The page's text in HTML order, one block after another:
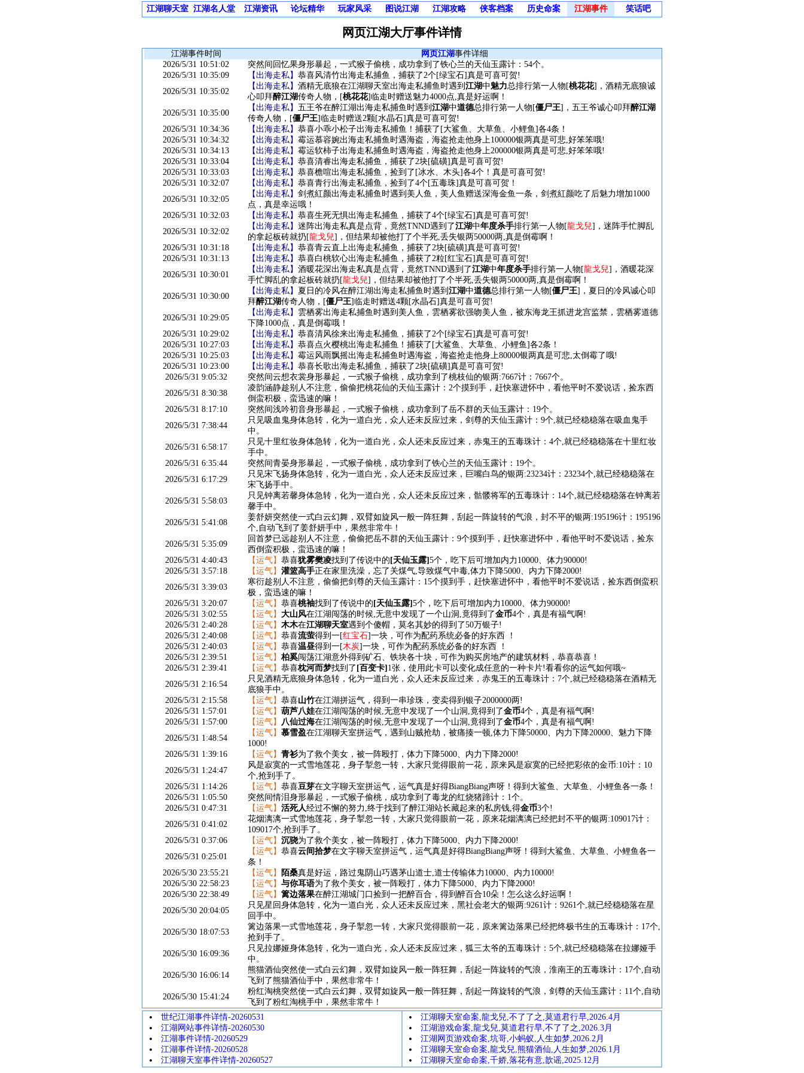
江湖聊天室 江湖名人堂 江湖资讯 论坛精华 玩家风采 图说江湖 江湖攻略 侠客档案 历史命案 江湖事件 笑话吧
网页江湖大厅事件详情
江湖事件时间 网页江湖事件详细
2026/5/31 10:51:02
突然间回忆果身形暴起，一式猴子偷桃，成功拿到了铁心兰的天仙玉露计：54个。
2026/5/31 10:35:09
【出海走私】 恭喜风清竹出海走私捕鱼，捕获了2个[绿宝石]真是可喜可贺!
2026/5/31 10:35:02
【出海走私】 酒精无底狼在江湖聊天室出海走私捕鱼时遇到 江湖中魅力总排行第一人物[桃花花]，酒精无底狼诚
心叩拜醉江湖传奇人物，[桃花花]临走时赠送魅力4000点,真是好运啊！
2026/5/31 10:35:00
【出海走私】 五王爷在醉江湖出海走私捕鱼时遇到 江湖中道德总排行第一人物[僵尸王]，五王爷诚心叩拜醉江湖
传奇人物，[僵尸王]临走时赠送2颗[水晶石]真是可喜可贺!
2026/5/31 10:34:36
【出海走私】 恭喜小乖小松子出海走私捕鱼！捕获了[大鲨鱼、大草鱼、小鲤鱼]各4条！
2026/5/31 10:34:32
【出海走私】 霉运慕容婉出海走私捕鱼时遇海盗，海盗抢走他身上100000银两真是可悲,好笨笨哦!
2026/5/31 10:34:13
【出海走私】 霉运软柿子出海走私捕鱼时遇海盗，海盗抢走他身上200000银两真是可悲,好笨笨哦!
2026/5/31 10:33:04
【出海走私】 恭喜清睿出海走私捕鱼，捕获了2块[硫磺]真是可喜可贺!
2026/5/31 10:33:03
【出海走私】 恭喜檐喧出海走私捕鱼，捡到了[冰水、木头]各4个！真是可喜可贺!
2026/5/31 10:32:07
【出海走私】 恭喜青行出海走私捕鱼，捡到了4个[五毒珠]真是可喜可贺！
2026/5/31 10:32:05
【出海走私】 剑煮紅颜出海走私捕鱼时遇到美人鱼，美人鱼赠送深海金鱼一条，剑煮紅颜吃了后魅力增加1000
点，真是幸运哦！
2026/5/31 10:32:03
【出海走私】 恭喜生死无惧出海走私捕鱼，捕获了4个[绿宝石]真是可喜可贺!
2026/5/31 10:32:02
【出海走私】 迷阵出海走私真是点背，竟然TNND遇到了江湖中年度杀手排行第一人物[龍戈兒]，迷阵手忙脚乱
的拿起板砖就扔[龍戈兒]，但结果却被他打了个半死,丢失银两50000两,真是倒霉啊！
2026/5/31 10:31:18
【出海走私】 恭喜青云直上出海走私捕鱼，捕获了2块[硫磺]真是可喜可贺!
2026/5/31 10:31:13
【出海走私】 恭喜白桃软心出海走私捕鱼，捕获了2粒[红宝石]真是可喜可贺!
2026/5/31 10:30:01
【出海走私】 酒暖花深出海走私真是点背，竟然TNND遇到了江湖中年度杀手排行第一人物[龍戈兒]，酒暖花深
手忙脚乱的拿起板砖就扔[龍戈兒]，但结果却被他打了个半死,丢失银两50000两,真是倒霉啊！
2026/5/31 10:30:00
【出海走私】 夏日的冷风在醉江湖出海走私捕鱼时遇到 江湖中道德总排行第一人物[僵尸王]，夏日的冷风诚心叩
拜醉江湖传奇人物，[僵尸王]临走时赠送4颗[水晶石]真是可喜可贺!
2026/5/31 10:29:05
【出海走私】 雲栖雾出海走私捕鱼时遇到美人鱼，雲栖雾欲强吻美人鱼，被东海龙王抓进龙宫监禁，雲栖雾道德
下降1000点，真是倒霉哦！
2026/5/31 10:29:02
【出海走私】 恭喜清风徐来出海走私捕鱼，捕获了2个[绿宝石]真是可喜可贺!
2026/5/31 10:27:03
【出海走私】 恭喜点火樱桃出海走私捕鱼！捕获了[大鲨鱼、大草鱼、小鲤鱼]各2条！
2026/5/31 10:25:03
【出海走私】 霉运风雨飘摇出海走私捕鱼时遇海盗，海盗抢走他身上80000银两真是可悲,太倒霉了哦!
2026/5/31 10:23:00
【出海走私】 恭喜长歌出海走私捕鱼，捕获了2块[硫磺]真是可喜可贺!
2026/5/31 9:05:32
突然间云想衣裳身形暴起，一式猴子偷桃，成功拿到了桃枝仙的银两:7667计：7667个。
2026/5/31 8:30:38
凌韵涵静趁别人不注意，偷偷把桃花仙的天仙玉露计：2个摸到手，赶快塞进怀中，看他平时不爱说话，捡东西
倒蛮积极，蛮迅速的嘛！
2026/5/31 8:17:10
突然间浅吟初音身形暴起，一式猴子偷桃，成功拿到了岳不群的天仙玉露计：19个。
2026/5/31 7:38:44
只见吸血鬼身体急转，化为一道白光，众人还未反应过来，剑尊的天仙玉露计：9个,就已经稳稳落在吸血鬼手
中。
2026/5/31 6:58:17
只见十里红妆身体急转，化为一道白光，众人还未反应过来，赤鬼王的五毒珠计：4个,就已经稳稳落在十里红妆
手中。
2026/5/31 6:35:44
突然间青晏身形暴起，一式猴子偷桃，成功拿到了铁心兰的天仙玉露计：19个。
2026/5/31 6:17:29
只见宋飞扬身体急转，化为一道白光，众人还未反应过来，巨嘴白鸟的银两:23234计：23234个,就已经稳稳落在
宋飞扬手中。
2026/5/31 5:58:03
只见钟离若馨身体急转，化为一道白光，众人还未反应过来，骷髅将军的五毒珠计：14个,就已经稳稳落在钟离若
馨手中。
2026/5/31 5:41:08
姜舒妍突然使一式白云幻舞，双臂如旋风一般一阵狂舞，刮起一阵旋转的气浪，封不平的银两:195196计：195196
个,自动飞到了姜舒妍手中，果然非常牛！
2026/5/31 5:35:09
回首梦已远趁别人不注意，偷偷把岳不群的天仙玉露计：9个摸到手，赶快塞进怀中，看他平时不爱说话，捡东
西倒蛮积极，蛮迅速的嘛！
2026/5/31 4:40:43
【运气】 恭喜犹雾樊凌找到了传说中的 [天仙玉露] 5个，吃下后可增加内力10000、体力90000!
2026/5/31 3:57:18
【运气】 灌篮高手正在家里洗澡，忘了关煤气,导致煤气中毒,体力下降5000、内力下降2000!
2026/5/31 3:39:03
寒衍趁别人不注意，偷偷把剑尊的天仙玉露计：15个摸到手，赶快塞进怀中，看他平时不爱说话，捡东西倒蛮积
极，蛮迅速的嘛！
2026/5/31 3:20:07
【运气】 恭喜桃袖找到了传说中的 [天仙玉露] 5个，吃下后可增加内力10000、体力90000!
2026/5/31 3:02:55
【运气】 大山风在江湖闯荡的时候,无意中发现了一个山洞,竟得到了金币4个，真是有福气啊!
2026/5/31 2:40:28
【运气】 木木在江湖聊天室遇到个傻帽，莫名其妙的得到了50万银子!
2026/5/31 2:40:08
【运气】 恭喜流萤得到一[红宝石]一块，可作为配药系统必备的好东西 ！
2026/5/31 2:40:03
【运气】 恭喜温昼得到一[木炭]一块，可作为配药系统必备的好东西 ！
2026/5/31 2:39:51
【运气】 柏奚闯荡江湖意外得到矿石、铁块各十块，可作为购买房地产的建筑材料，恭喜恭喜！
2026/5/31 2:39:41
【运气】 恭喜枕河而梦找到了 [百变卡] 1张，使用此卡可以变化成任意的一种卡片!看看你的运气如何哦~
2026/5/31 2:16:54
只见酒精无底狼身体急转，化为一道白光，众人还未反应过来，赤鬼王的五毒珠计：7个,就已经稳稳落在酒精无
底狼手中。
2026/5/31 2:15:58
【运气】 恭喜山竹在江湖拼运气，得到一串珍珠，变卖得到银子2000000两!
2026/5/31 1:57:01
【运气】 葫芦八娃在江湖闯荡的时候,无意中发现了一个山洞,竟得到了金币4个，真是有福气啊!
2026/5/31 1:57:00
【运气】 八仙过海在江湖闯荡的时候,无意中发现了一个山洞,竟得到了金币4个，真是有福气啊!
2026/5/31 1:48:54
【运气】 慕雪盈在江湖聊天室拼运气，遇到山贼抢劫，被痛揍一顿,体力下降50000、内力下降20000、魅力下降
1000!
2026/5/31 1:39:16
【运气】 青衫为了救个美女，被一阵殴打，体力下降5000、内力下降2000!
2026/5/31 1:24:47
风是寂寞的一式雪地莲花，身子掣忽一转，大家只觉得眼前一花，原来风是寂寞的已经把彩依的金币:10计：10
个,抢到手了。
2026/5/31 1:14:26
【运气】 恭喜豆芽在文字聊天室拼运气，运气真是好得BiangBiang声呀！得到大鲨鱼、大草鱼、小鲤鱼各一条！
2026/5/31 1:05:50
突然间情泪身形暴起，一式猴子偷桃，成功拿到了毒龙的红烧猪蹄计：1个。
2026/5/31 0:47:31
【运气】 活死人经过不懈的努力,终于找到了醉江湖站长藏起来的私房钱,得金币3个!
2026/5/31 0:41:02
花烟漓漓一式雪地莲花，身子掣忽一转，大家只觉得眼前一花，原来花烟漓漓已经把封不平的银两:109017计：
109017个,抢到手了。
2026/5/31 0:37:06
【运气】 沉骁为了救个美女，被一阵殴打，体力下降5000、内力下降2000!
2026/5/31 0:25:01
【运气】 恭喜云间拾梦在文字聊天室拼运气，运气真是好得BiangBiang声呀！得到大鲨鱼、大草鱼、小鲤鱼各一
条！
2026/5/30 23:55:21
【运气】 陌桑真是好运，路过鬼阴山巧遇茅山道士,道士传输体力10000、内力10000!
2026/5/30 22:58:23
【运气】 与你耳语为了救个美女，被一阵殴打，体力下降5000、内力下降2000!
2026/5/30 22:38:49
【运气】 篱边落果在醉江湖城门口捡到一把醉百合，得到醉百合10朵！怎么这么好运啊！
2026/5/30 20:04:05
只见星回身体急转，化为一道白光，众人还未反应过来，黑社会老大的银两:9261 计：9261个,就已经稳稳落在星
回手中。
2026/5/30 18:07:53
篱边落果一式雪地莲花，身子掣忽一转，大家只觉得眼前一花，原来篱边落果已经把终极书生的五毒珠计：17个,
抢到手了。
2026/5/30 16:09:36
只见拉娜娅身体急转，化为一道白光，众人还未反应过来，狐三太爷的五毒珠计：5个,就已经稳稳落在拉娜娅手
中。
2026/5/30 16:06:14
熊猫酒仙突然使一式白云幻舞，双臂如旋风一般一阵狂舞，刮起一阵旋转的气浪，淮南王的五毒珠计：17个,自动
飞到了熊猫酒仙手中，果然非常牛！
2026/5/30 15:41:24
粉红淘桃突然使一式白云幻舞，双臂如旋风一般一阵狂舞，刮起一阵旋转的气浪，剑尊的天仙玉露计：11个,自动
飞到了粉红淘桃手中，果然非常牛！
世纪江湖事件详情-20260531
江湖网站事件详情-20260530
江湖事件详情-20260529
江湖事件详情-20260528
江湖聊天室事件详情-20260527
江湖聊天室命案,龍戈兒,不了了之,莫道君行早,2026.4月
江湖游戏命案,龍戈兒,莫道君行早,不了了之,2026.3月
江湖网页游戏命案,坑哥,小蚂蚁,人生如梦,2026.2月
江湖聊天室命命案,龍戈兒,熊猫酒仙,人生如梦,2026.1月
江湖聊天室命命案,千娇,落花有意,歆谣,2025.12月